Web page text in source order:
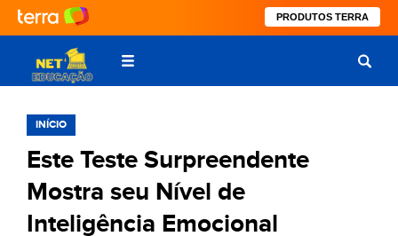
PRODUTOS TERRA
INÍCIO
Este Teste Surpreendente
Mostra seu Nível de
Inteligência Emocional